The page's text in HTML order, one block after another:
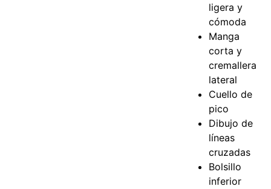
ligera y
cómoda
Manga
corta y
cremallera
lateral
Cuello de
pico
Dibujo de
líneas
cruzadas
Bolsillo
inferior